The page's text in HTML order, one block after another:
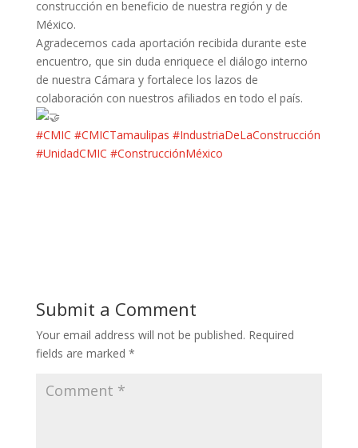
construcción en beneficio de nuestra región y de
México.
Agradecemos cada aportación recibida durante este
encuentro, que sin duda enriquece el diálogo interno
de nuestra Cámara y fortalece los lazos de
colaboración con nuestros afiliados en todo el país.
#CMIC #CMICTamaulipas #IndustriaDeLaConstrucción
#UnidadCMIC #ConstrucciónMéxico
Submit a Comment
Your email address will not be published. Required
fields are marked *